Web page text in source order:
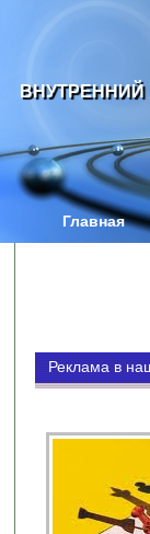
Главная
Реклама в